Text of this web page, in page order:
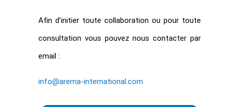
Afin d’initier toute collaboration ou pour toute
consultation vous pouvez nous contacter par
email :
info@arema-international.com